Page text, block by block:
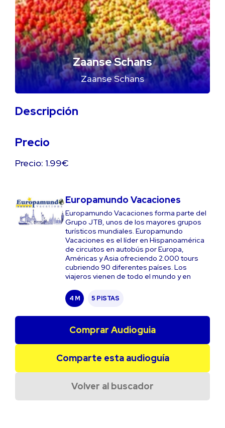
Zaanse Schans
Zaanse Schans
Descripción
Precio
Precio: 1.99€
Europamundo Vacaciones
Europamundo Vacaciones forma parte del
Grupo JTB, unos de los mayores grupos
turísticos mundiales. Europamundo
Vacaciones es el líder en Hispanoamérica
de circuitos en autobús por Europa,
Américas y Asia ofreciendo 2.000 tours
cubriendo 90 diferentes países. Los
viajeros vienen de todo el mundo y en
4 M 5 PISTAS
Comprar Audioguia
Comparte esta audioguía
Volver al buscador